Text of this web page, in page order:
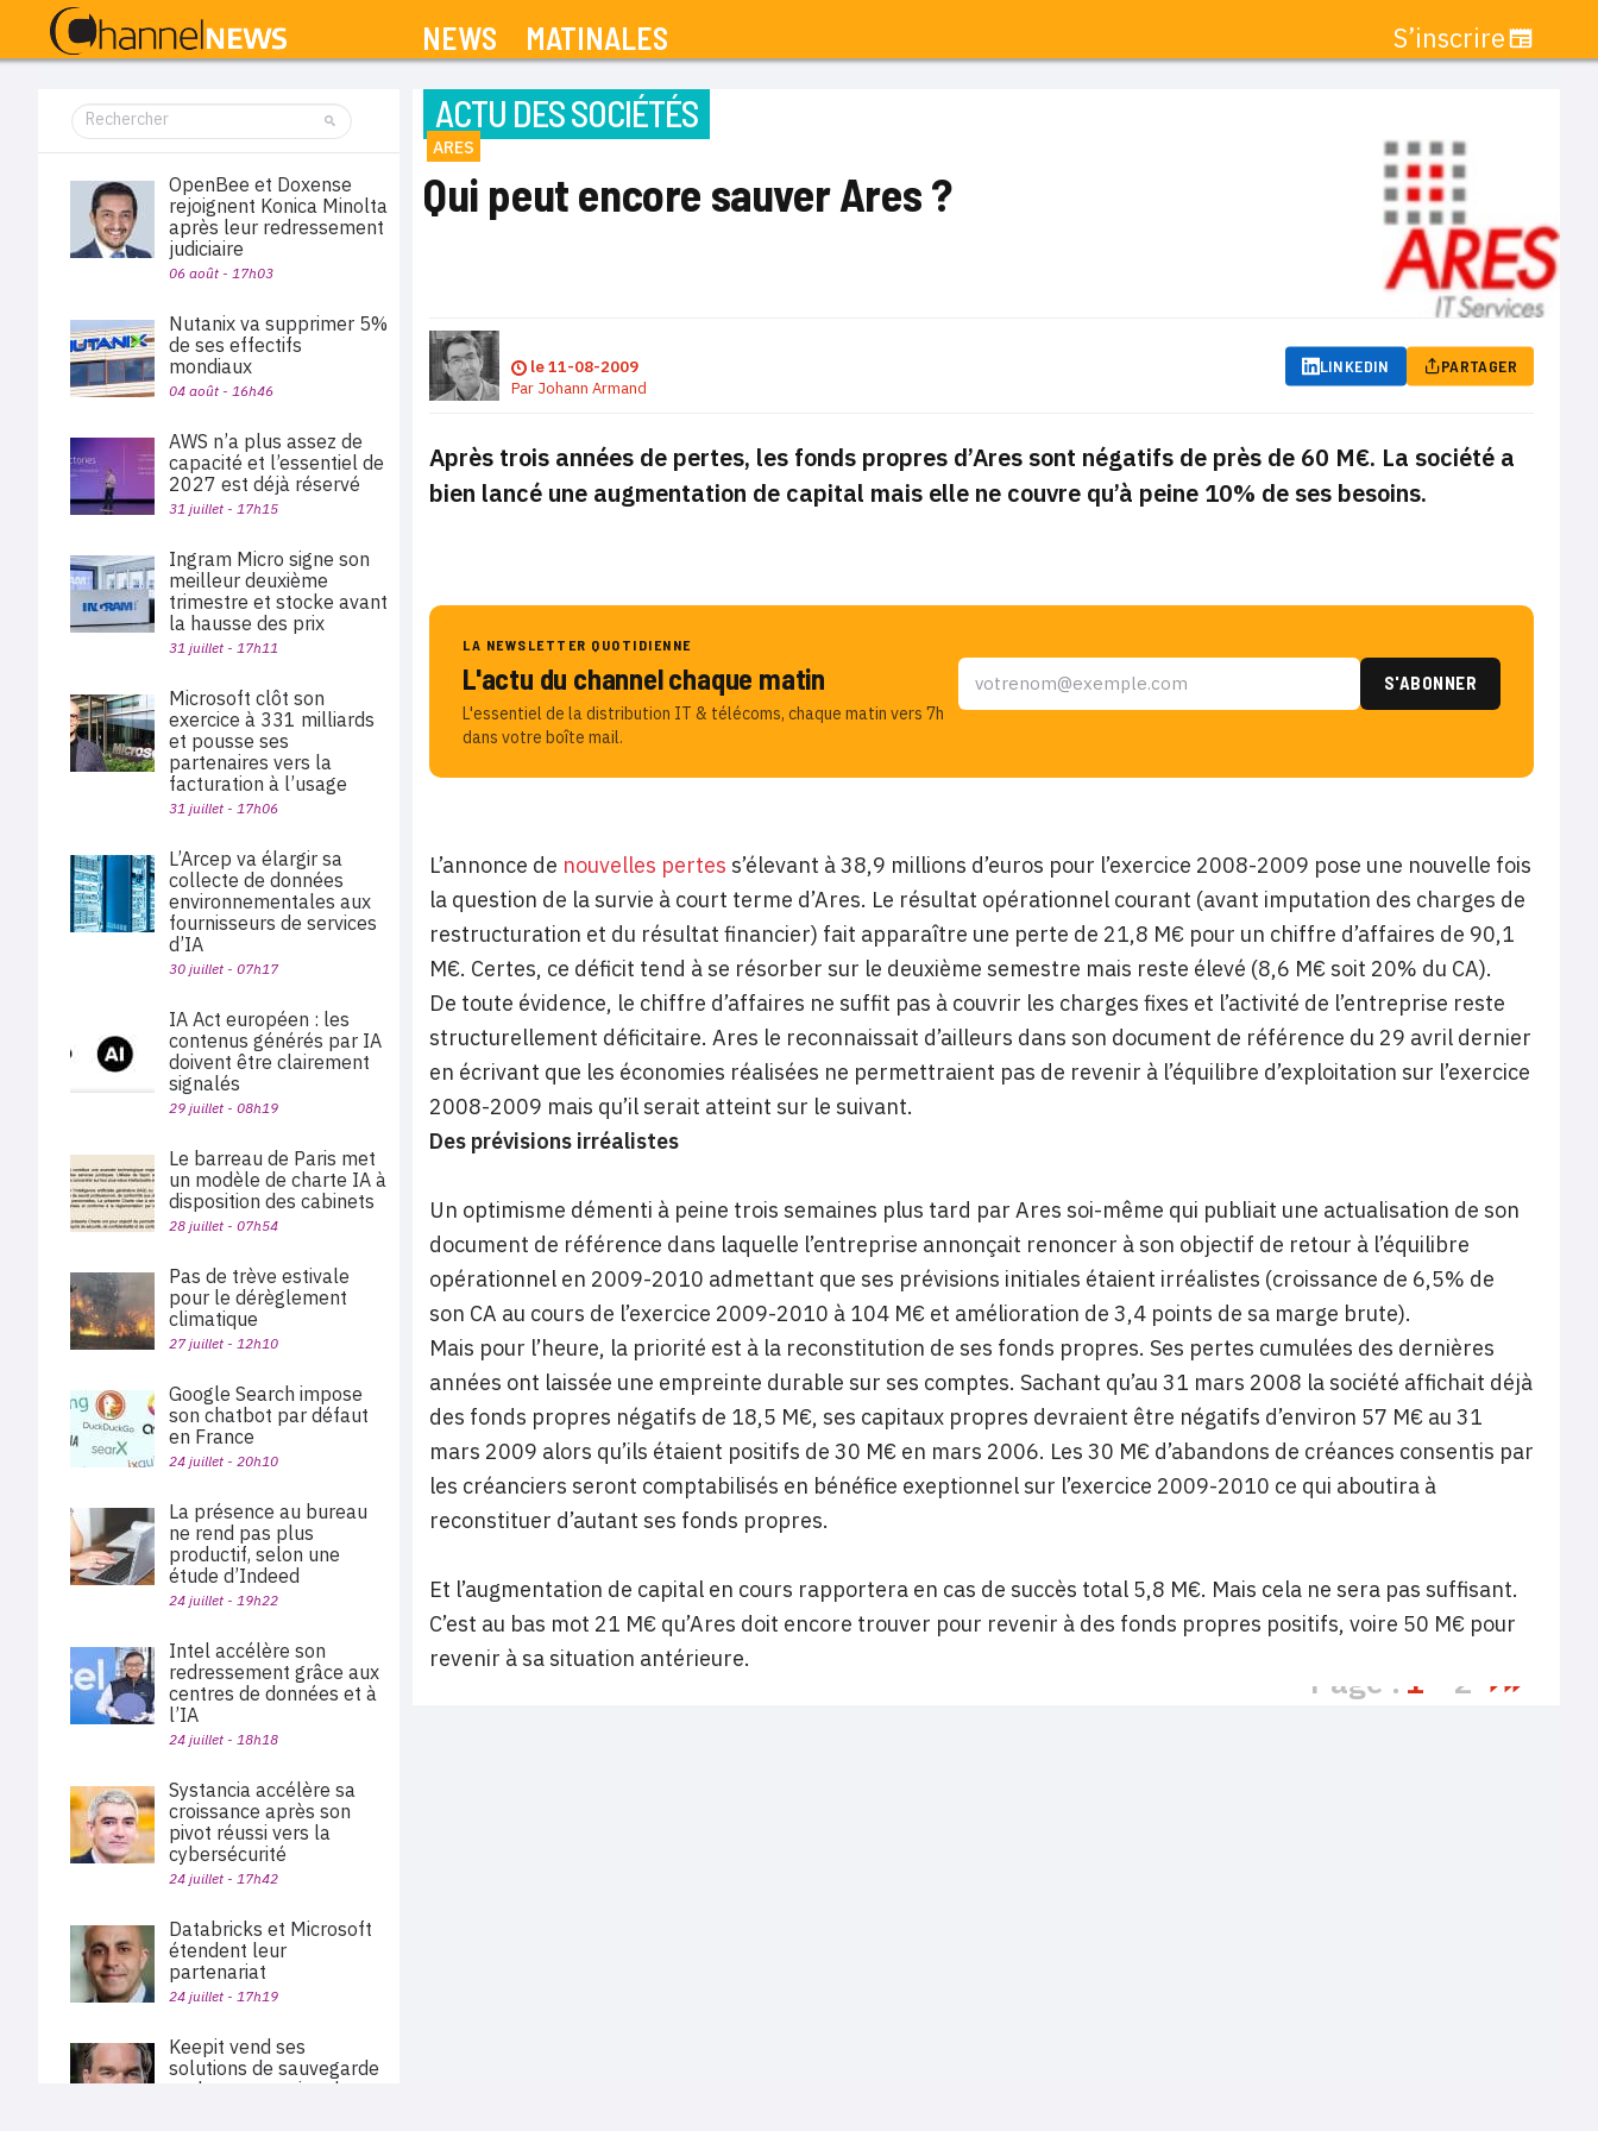
NEWS MATINALES S’inscrire
ACTU DES SOCIÉTÉS
ARES
Qui peut encore sauver Ares ?
le11-08-2009
Par Johann Armand
LINKEDIN PARTAGER
Après trois années de pertes, les fonds propres d’Ares sont négatifs de près de 60 M€. La société a
bien lancé une augmentation de capital mais elle ne couvre qu’à peine 10% de ses besoins.
LA NEWSLETTER QUOTIDIENNE
L'actu du channel chaque matin
L'essentiel de la distribution IT & télécoms, chaque matin vers 7h
dans votre boîte mail.
L’annonce de nouvelles pertes s’élevant à 38,9 millions d’euros pour l’exercice 2008-2009 pose une nouvelle fois
la question de la survie à court terme d’Ares. Le résultat opérationnel courant (avant imputation des charges de
restructuration et du résultat financier) fait apparaître une perte de 21,8 M€ pour un chiffre d’affaires de 90,1
M€. Certes, ce déficit tend à se résorber sur le deuxième semestre mais reste élevé (8,6 M€ soit 20% du CA).
De toute évidence, le chiffre d’affaires ne suffit pas à couvrir les charges fixes et l’activité de l’entreprise reste
structurellement déficitaire. Ares le reconnaissait d’ailleurs dans son document de référence du 29 avril dernier
en écrivant que les économies réalisées ne permettraient pas de revenir à l’équilibre d’exploitation sur l’exercice
2008-2009 mais qu’il serait atteint sur le suivant.
Des prévisions irréalistes
Un optimisme démenti à peine trois semaines plus tard par Ares soi-même qui publiait une actualisation de son
document de référence dans laquelle l’entreprise annonçait renoncer à son objectif de retour à l’équilibre
opérationnel en 2009-2010 admettant que ses prévisions initiales étaient irréalistes (croissance de 6,5% de
son CA au cours de l’exercice 2009-2010 à 104 M€ et amélioration de 3,4 points de sa marge brute).
Mais pour l’heure, la priorité est à la reconstitution de ses fonds propres. Ses pertes cumulées des dernières
années ont laissée une empreinte durable sur ses comptes. Sachant qu’au 31 mars 2008 la société affichait déjà
des fonds propres négatifs de 18,5 M€, ses capitaux propres devraient être négatifs d’environ 57 M€ au 31
mars 2009 alors qu’ils étaient positifs de 30 M€ en mars 2006. Les 30 M€ d’abandons de créances consentis par
les créanciers seront comptabilisés en bénéfice exeptionnel sur l’exercice 2009-2010 ce qui aboutira à
reconstituer d’autant ses fonds propres.
Et l’augmentation de capital en cours rapportera en cas de succès total 5,8 M€. Mais cela ne sera pas suffisant.
C’est au bas mot 21 M€ qu’Ares doit encore trouver pour revenir à des fonds propres positifs, voire 50 M€ pour
revenir à sa situation antérieure.
Page : 1 2
OpenBee et Doxense
rejoignent Konica Minolta
après leur redressement
judiciaire
06 août - 17h03
Nutanix va supprimer 5%
de ses effectifs
mondiaux
04 août - 16h46
AWS n’a plus assez de
capacité et l’essentiel de
2027 est déjà réservé
31 juillet - 17h15
Ingram Micro signe son
meilleur deuxième
trimestre et stocke avant
la hausse des prix
31 juillet - 17h11
Microsoft clôt son
exercice à 331 milliards
et pousse ses
partenaires vers la
facturation à l’usage
31 juillet - 17h06
L’Arcep va élargir sa
collecte de données
environnementales aux
fournisseurs de services
d’IA
30 juillet - 07h17
IA Act européen : les
contenus générés par IA
doivent être clairement
signalés
29 juillet - 08h19
Le barreau de Paris met
un modèle de charte IA à
disposition des cabinets
28 juillet - 07h54
Pas de trève estivale
pour le dérèglement
climatique
27 juillet - 12h10
Google Search impose
son chatbot par défaut
en France
24 juillet - 20h10
La présence au bureau
ne rend pas plus
productif, selon une
étude d’Indeed
24 juillet - 19h22
Intel accélère son
redressement grâce aux
centres de données et à
l’IA
24 juillet - 18h18
Systancia accélère sa
croissance après son
pivot réussi vers la
cybersécurité
24 juillet - 17h42
Databricks et Microsoft
étendent leur
partenariat
24 juillet - 17h19
Keepit vend ses
solutions de sauvegarde
et de restauration des